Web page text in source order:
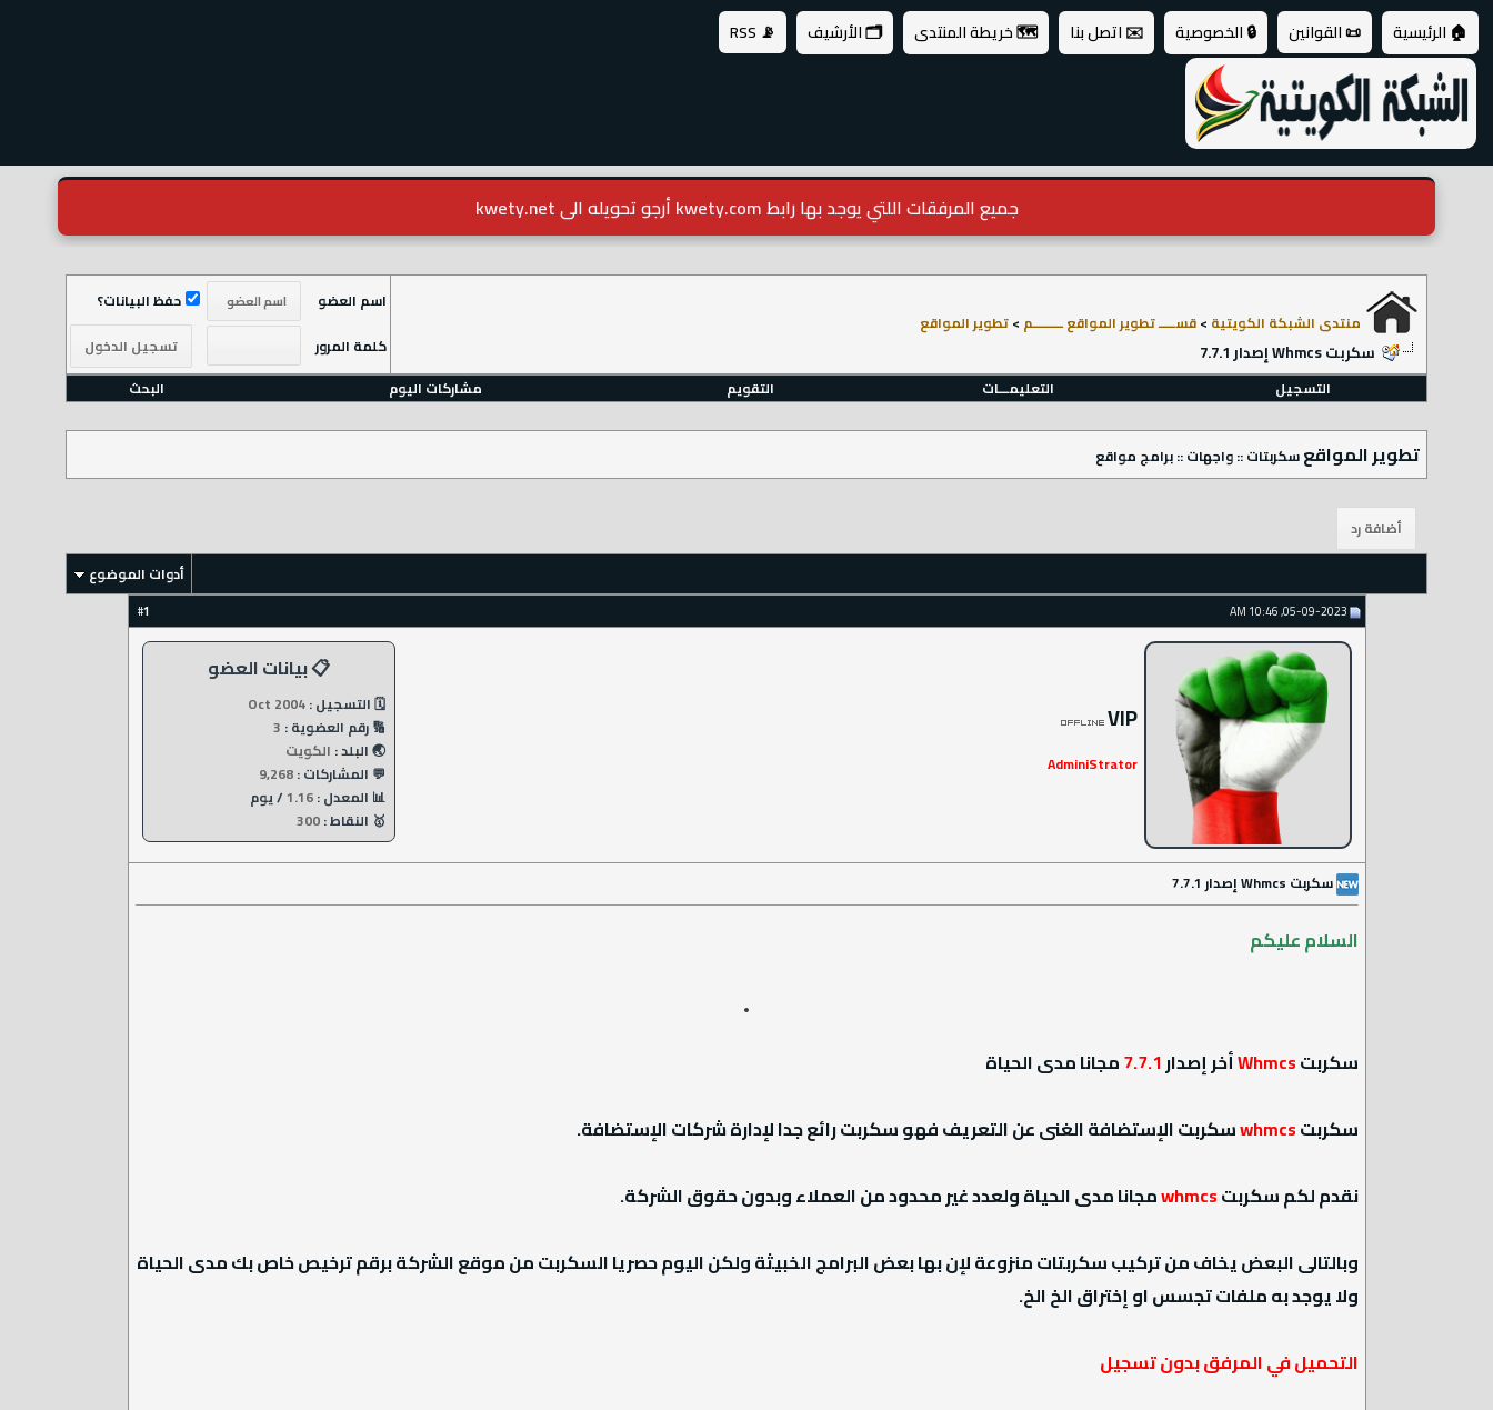
🏠 الرئيسية 📜 القوانين 🔒 الخصوصية ✉️ اتصل بنا 🗺️ خريطة المنتدى 🗂️ الأرشيف 📡 RSS
جميع المرفقات اللتي يوجد بها رابط kwety.com أرجو تحويله الى kwety.net
منتدى الشبكة الكويتية >قســـــ تطوير المواقع ـــــــــم >تطوير المواقع
سكربت Whmcs إصدار 7.7.1
اسم العضو
حفظ البيانات؟
كلمة المرور
التسجيل
التعليمـــات التقويم مشاركات اليوم البحث
تطوير المواقعسكربتات :: واجهات :: برامج مواقع
أدوات الموضوع
1
VIP
AdminiStrator
📋 بيانات العضو
🗓️ التسجيل :Oct 2004
🔢 رقم العضوية : 3
🌏 البلد : الكويت
💬 المشاركات :9,268
📊 المعدل :1.16 / يوم
🥇 النقاط :300
سكربت Whmcs إصدار 7.7.1
السلام عليكم
سكربتWhmcsأخر إصدار7.7.1مجانا مدى الحياة
سكربتwhmcsسكربت الإستضافة الغنى عن التعريف فهو سكربت رائع جدا لإدارة شركات الإستضافة.
نقدم لكم سكربتwhmcsمجانا مدى الحياة ولعدد غير محدود من العملاء وبدون حقوق الشركة.
وبالتالى البعض يخاف من تركيب سكربتات منزوعة لإن بها بعض البرامج الخبيثة ولكن اليوم حصريا السكربت من موقع الشركة برقم ترخيص خاص بك مدى الحياة
ولا يوجد به ملفات تجسس او إختراق الخ الخ.
التحميل في المرفق بدون تسجيل